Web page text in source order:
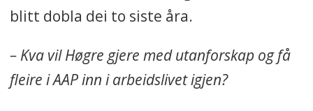
blitt dobla dei to siste åra.
– Kva vil Høgre gjere med utanforskap og få
fleire i AAP inn i arbeidslivet igjen?